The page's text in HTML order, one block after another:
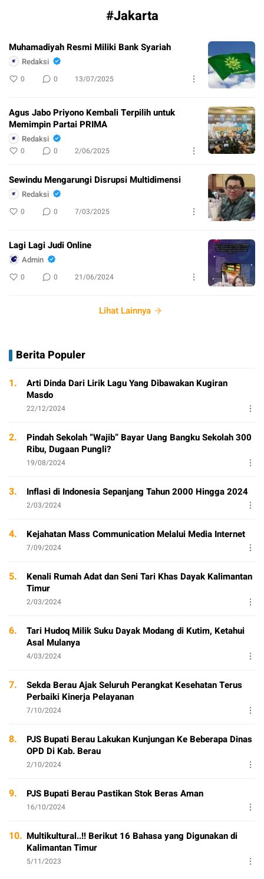
#Jakarta
Muhamadiyah Resmi Miliki Bank Syariah
Redaksi
0 0 13/07/2025
Agus Jabo Priyono Kembali Terpilih untuk
Memimpin Partai PRIMA
Redaksi
0 0 2/06/2025
Sewindu Mengarungi Disrupsi Multidimensi
Redaksi
0 0 7/03/2025
Lagi Lagi Judi Online
Admin
0 0 21/06/2024
Lihat Lainnya
Berita Populer
1.
Arti Dinda Dari Lirik Lagu Yang Dibawakan Kugiran
Masdo
22/12/2024
2.
Pindah Sekolah “Wajib” Bayar Uang Bangku Sekolah 300
Ribu, Dugaan Pungli?
19/08/2024
3. Inflasi di Indonesia Sepanjang Tahun 2000 Hingga 2024
2/03/2024
4. Kejahatan Mass Communication Melalui Media Internet
7/09/2024
5.
Kenali Rumah Adat dan Seni Tari Khas Dayak Kalimantan
Timur
2/03/2024
6.
Tari Hudoq Milik Suku Dayak Modang di Kutim, Ketahui
Asal Mulanya
4/03/2024
7.
Sekda Berau Ajak Seluruh Perangkat Kesehatan Terus
Perbaiki Kinerja Pelayanan
7/10/2024
8.
PJS Bupati Berau Lakukan Kunjungan Ke Beberapa Dinas
OPD Di Kab. Berau
2/10/2024
9. PJS Bupati Berau Pastikan Stok Beras Aman
16/10/2024
10. Multikultural..!! Berikut 16 Bahasa yang Digunakan di
Kalimantan Timur
5/11/2023